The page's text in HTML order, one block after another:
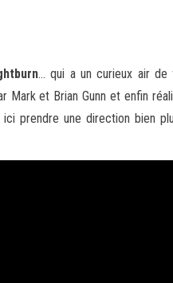
… qui a un curieux air de
et Brian Gunn et enfin
prendre une direction bien